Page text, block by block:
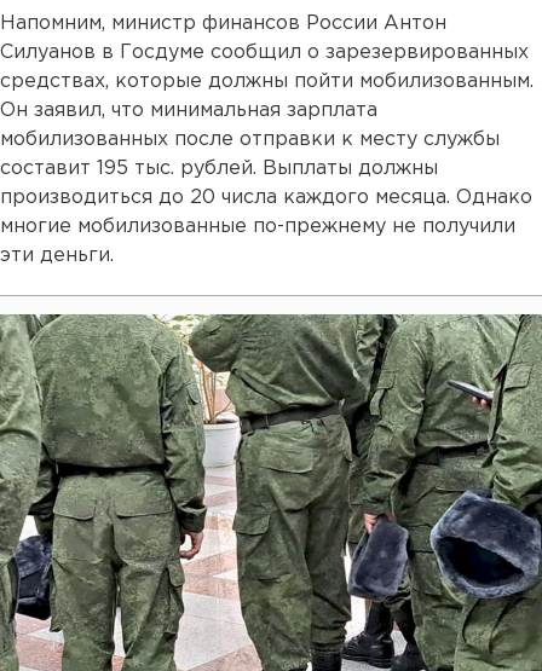
Напомним, министр финансов России Антон
Силуанов в Госдуме сообщил о зарезервированных
средствах, которые должны пойти мобилизованным.
Он заявил, что минимальная зарплата
мобилизованных после отправки к месту службы
составит 195 тыс. рублей. Выплаты должны
производиться до 20 числа каждого месяца. Однако
многие мобилизованные по-прежнему не получили
эти деньги.